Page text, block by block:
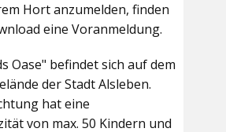
Hort anzumelden, finden
eine Voranmeldung.
Oase" befindet sich auf dem
der Stadt Alsleben.
hat eine
von max. 50 Kindern und